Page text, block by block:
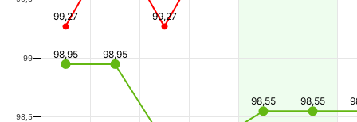
98,95 98,95
98,55 98,55
99,27 99,27
98,5
99